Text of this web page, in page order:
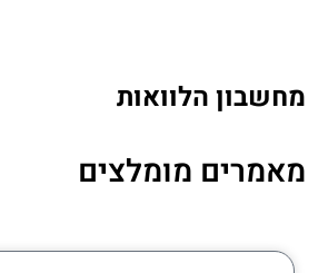
מחשבון הלוואות
מאמרים מומלצים